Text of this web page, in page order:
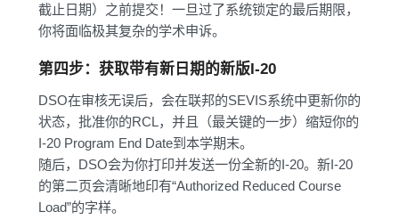
截止日期）之前提交！一旦过了系统锁定的最后期限，
你将面临极其复杂的学术申诉。
第四步：获取带有新日期的新版I-20
DSO在审核无误后，会在联邦的SEVIS系统中更新你的
状态，批准你的RCL，并且（最关键的一步）缩短你的
I-20 Program End Date到本学期末。
随后，DSO会为你打印并发送一份全新的I-20。新I-20
的第二页会清晰地印有“Authorized Reduced Course
Load”的字样。